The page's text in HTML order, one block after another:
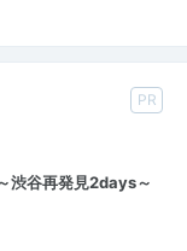
PR
渋谷再発見2days～